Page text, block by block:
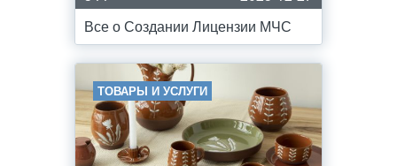
Все о Создании Лицензии МЧС
ТОВАРЫ И УСЛУГИ